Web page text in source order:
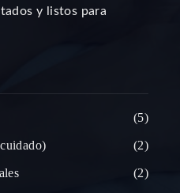
y listos para
5
2
2